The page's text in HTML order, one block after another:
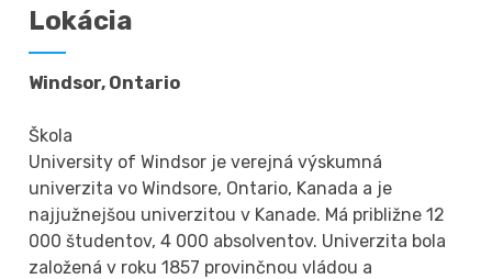
Lokácia
Windsor, Ontario
Škola
University of Windsor je verejná výskumná
univerzita vo Windsore, Ontario, Kanada a je
najjužnejšou univerzitou v Kanade. Má približne 12
000 študentov, 4 000 absolventov. Univerzita bola
založená v roku 1857 provinčnou vládou a